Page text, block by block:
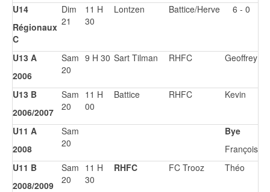
U14
Régionaux
C
Dim
21
11 H
30
Lontzen Battice/Herve 6 - 0
U13 A
2006
Sam
20
9 H 30 Sart Tilman RHFC Geoffrey
U13 B
2006/2007
Sam
20
11 H
00
Battice RHFC Kevin
U11 A
2008
Sam
20
Bye
François
U11 B
2008/2009
Sam
20
11 H
30
RHFC FC Trooz Théo